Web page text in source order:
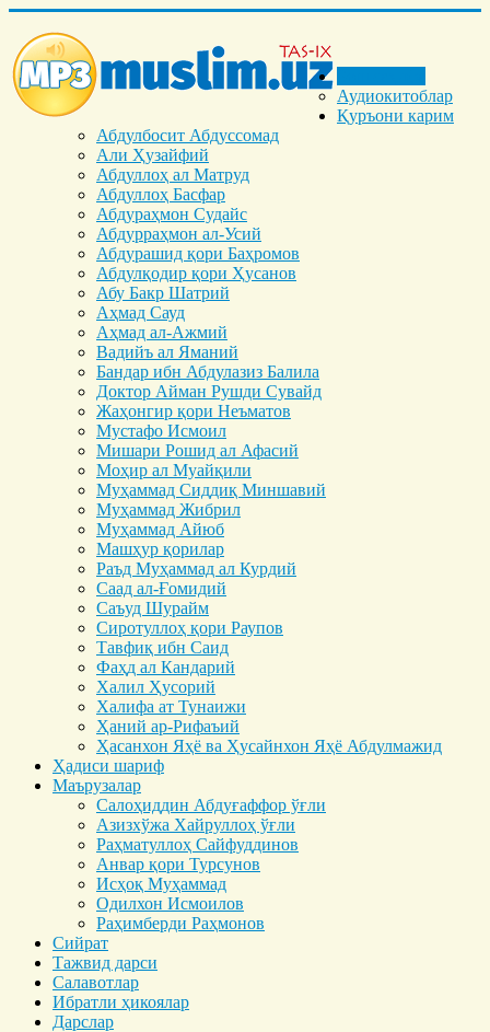
Аудиокитоблар
Қуръони карим
Абдулбосит Абдуссомад
Али Ҳузайфий
Абдуллоҳ ал Матруд
Абдуллоҳ Басфар
Абдураҳмон Судайс
Абдурраҳмон ал-Усий
Абдурашид қори Баҳромов
Абдулқодир қори Ҳусанов
Абу Бакр Шатрий
Аҳмад Сауд
Аҳмад ал-Ажмий
Вадийъ ал Яманий
Бандар ибн Абдулазиз Балила
Доктор Айман Рушди Сувайд
Жаҳонгир қори Неъматов
Мустафо Исмоил
Мишари Рошид ал Афасий
Моҳир ал Муайқили
Муҳаммад Cиддиқ Миншавий
Муҳаммад Жибрил
Муҳаммад Айюб
Машҳур қорилар
Раъд Муҳаммад ал Курдий
Саад ал-Ғомидий
Саъуд Шурайм
Сиротуллоҳ қори Раупов
Тавфиқ ибн Саид
Фаҳд ал Кандарий
Халил Ҳусорий
Халифа ат Тунаижи
Ҳаний ар-Рифаъий
Ҳасанхон Яҳё ва Ҳусайнхон Яҳё Абдулмажид
Ҳадиси шариф
Маърузалар
Салоҳиддин Абдуғаффор ўғли
Азизхўжа Хайруллоҳ ўғли
Раҳматуллоҳ Сайфуддинов
Анвар қори Турсунов
Исҳоқ Муҳаммад
Одилхон Исмоилов
Раҳимберди Раҳмонов
Сийрат
Тажвид дарси
Салавотлар
Ибратли ҳикоялар
Дарслар